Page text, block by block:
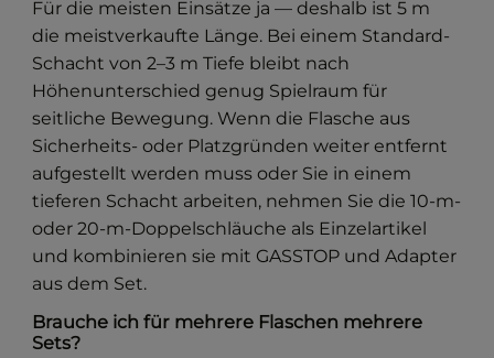
Für die meisten Einsätze ja — deshalb ist 5 m
die meistverkaufte Länge. Bei einem Standard-
Schacht von 2–3 m Tiefe bleibt nach
Höhenunterschied genug Spielraum für
seitliche Bewegung. Wenn die Flasche aus
Sicherheits- oder Platzgründen weiter entfernt
aufgestellt werden muss oder Sie in einem
tieferen Schacht arbeiten, nehmen Sie die 10-m-
oder 20-m-Doppelschläuche als Einzelartikel
und kombinieren sie mit GASSTOP und Adapter
aus dem Set.
Brauche ich für mehrere Flaschen mehrere
Sets?